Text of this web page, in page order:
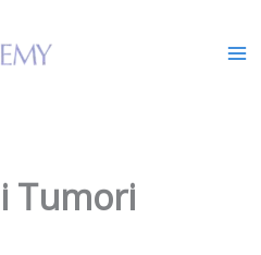
Tumori